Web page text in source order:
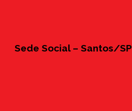
Sede Social – Santos/SP